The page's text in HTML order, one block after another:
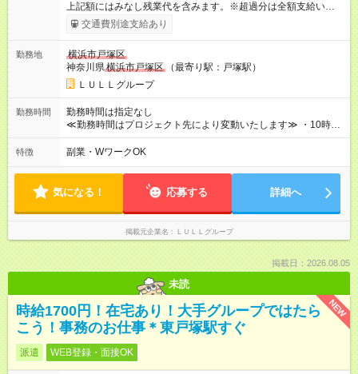
上記額にはみなし残業代を含みます。※超過分は全額支給いたし
ます。 みなし残業代 21,675円／月 みなし残業時間 12時間／月 -
------------------------------------------------------- ≪経験者の方は以下と
万円～＋業績賞与＋交通費＋各種手当 ※固定残業代（30時間/6
万6，610円分）を含む。超過分は追加支給いたします 能力やス
キルを考慮し初任給を決定。経験者の方は前給考慮も可能で
す！ ◎昇給年1回（研修終了後） ◎賞与年2回（2月・8月）＋業
績賞与あり ◤スキルアップも、収入アップも。◢ 入社後の成長
や頑張りは、しっかり給与で還元しています。 実際にほぼ全員
上アップした社員も。 エンジニアへの還元率は業界高水準の
87％。 スキルを磨いた分だけ、収入アップも目指せる環境で
す！ 【試用期間】試用期間あり 試用期間の長さ：6ヶ月 ※ 雇用
形態と給与に、本採用時と異なる部分があります。 雇用形態：
中途採用（契約社員） 給与：月給 230,000円以上 上記額にはみ
なし残業代を含みます。※超過分は全額支給いたします。 みな
別途支給いたします ※研修期間中（最大12ヶ月間）も、試用期
交通費別途支給あり
勤務地
横浜市戸塚区
神奈川県横浜市戸塚区
（最寄り駅：戸塚駅）
ＬＵＬＬグループ
勤務時間
勤務時間は指定なし
≪勤務時間はプロジェクト先により変動いたします≫ ・10時00
分～19時00分（休憩1時間） ・9時00分～18時00分（休憩1時
間） ＼平日夜も、ちゃんと「自分時間」がつくれます／ 残業は
やサウナなど、 趣味の時間を楽しむ社員も多くいます◎
特徴 副業・WワークOK
気になる！ 応募する 詳細へ
掲載元企業名 ＬＵＬＬグループ
掲載日：2026.08.05
未読
NEW
時給1700円！在宅あり！大手グループではたら
こう！事務のお仕事＊東戸塚駅すぐ
派遣 WEB登録・面接OK